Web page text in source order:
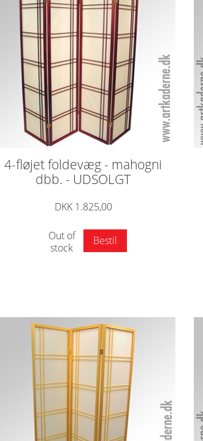
4-fløjet foldevæg - mahogni
dbb. - UDSOLGT
DKK 1.825,00
Out of
stock
Bestil